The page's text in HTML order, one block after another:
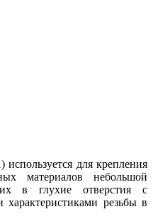
для крепления
материалов небольшой
в глухие отверстия с
резьбы в